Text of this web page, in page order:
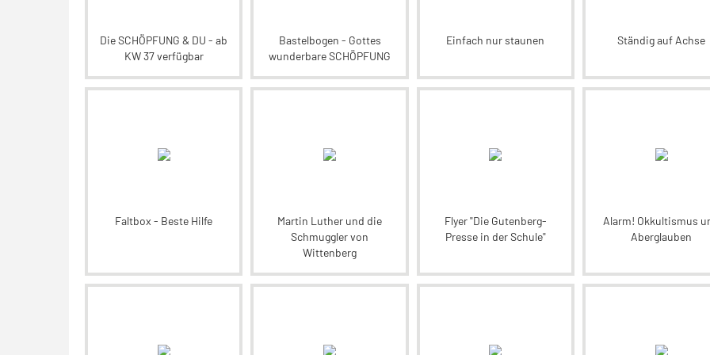
Die SCHÖPFUNG & DU - ab
KW 37 verfügbar
Bastelbogen - Gottes
wunderbare SCHÖPFUNG
Einfach nur staunen Ständig auf Achse
Faltbox - Beste Hilfe
Martin Luther und die
Schmuggler von
Wittenberg
Flyer "Die Gutenberg-
Presse in der Schule"
Alarm! Okkultismus
Aberglauben